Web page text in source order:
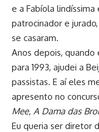
e a Fabíola
patrocinador e
se casaram.
Anos depois, quando
para 1993, ajudei a
passistas. E aí eles
apresento no
Mee, A Dama das
Eu queria ser diretor